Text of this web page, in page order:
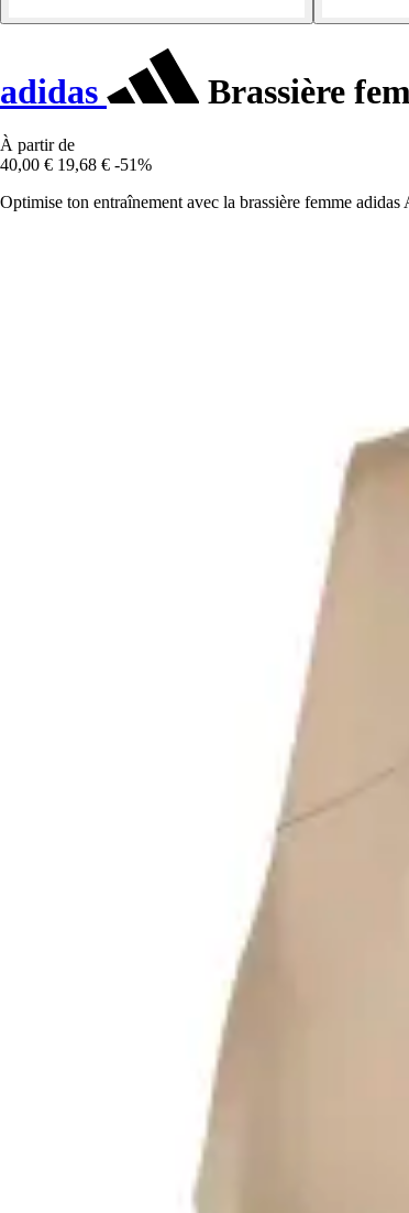
adidas Brassière
À partir de
40,00 € 19,68 € -51%
Optimise ton entraînement avec la brassière femme